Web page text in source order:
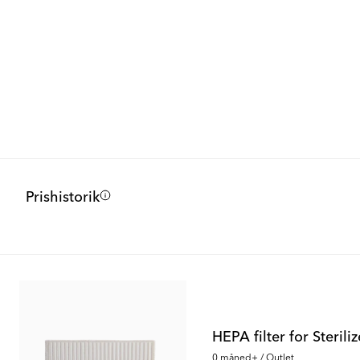
Prishistorik
HEPA filter for
0 måned+ / Outlet